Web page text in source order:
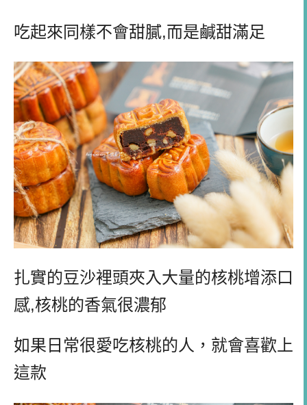
吃起來同樣不會甜膩,而是鹹甜滿足
扎實的豆沙裡頭夾入大量的核桃增添口
感,核桃的香氣很濃郁
如果日常很愛吃核桃的人，就會喜歡上
這款